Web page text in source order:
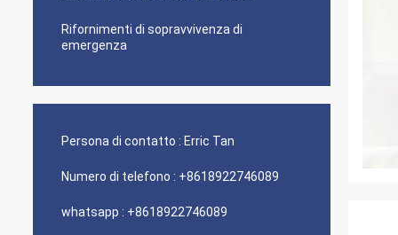
Rifornimenti di sopravvivenza di
emergenza
Persona di contatto : Erric Tan
Numero di telefono : +8618922746089
whatsapp : +8618922746089